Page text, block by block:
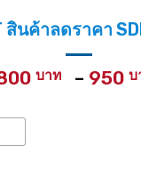
สินค้าลดราคา
– 950